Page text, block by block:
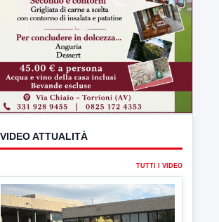
VIDEO ATTUALITÀ
TUTTI I VIDEO
▶
5 AGOSTO 2026 ATTUALITÀ